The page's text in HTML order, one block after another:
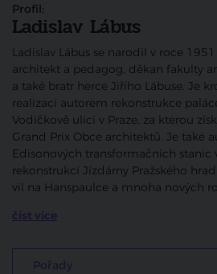
Profil:
Ladislav Lábus
Ladislav Lábus se narodil v roce 1951
architekt a pedagog, děkan fakulty
a také bratr herce Jiřího Lábuse. Je
realizací autorem rekonstrukce
Vodičkově ulici v Praze, za kterou
Grand Prix Obce architektů. Je také
Edisonových transformačních stanic
rekonstrukcí Jízdárny Pražského
vil na Hanspaulce a mnoha nových
číst více
Pořady